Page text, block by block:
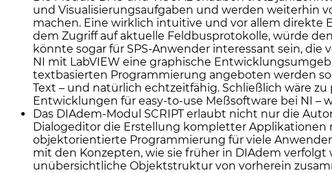
und Visualisierungsaufgaben und werden weiterhin
machen. Eine wirklich intuitive und vor allem
dem Zugriff auf aktuelle Feldbusprotokolle, würde
könnte sogar für SPS-Anwender interessant sein, die
NI mit LabVIEW eine graphische
textbasierten Programmierung angeboten werden
Text – und natürlich echtzeitfähig. Schließlich wäre
Entwicklungen für easy-to-use Meßsoftware bei NI –
Das DIAdem-Modul SCRIPT erlaubt nicht nur die
Dialogeditor die Erstellung kompletter Applikationen
objektorientierte Programmierung für viele
mit den Konzepten, wie sie früher in DIAdem
unübersichtliche Objektstruktur von vorherein